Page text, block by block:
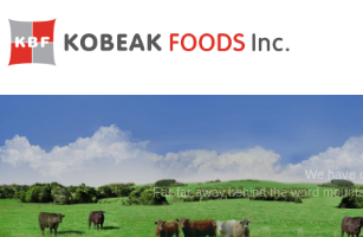
We have
Far far away,behind the word